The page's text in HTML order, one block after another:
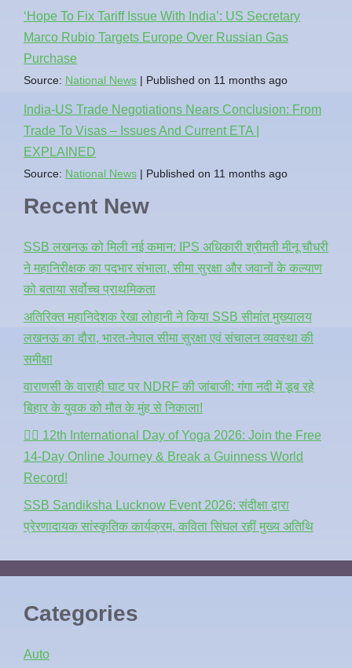
‘Hope To Fix Tariff Issue With India’: US Secretary
Marco Rubio Targets Europe Over Russian Gas
Purchase
Source: National News Published on 11 months ago
India-US Trade Negotiations Nears Conclusion: From
Trade To Visas – Issues And Current ETA |
EXPLAINED
Source: National News Published on 11 months ago
Recent New
SSB लखनऊ को मिली नई कमान: IPS अधिकारी श्रीमती मीनू चौधरी
ने महानिरीक्षक का पदभार संभाला, सीमा सुरक्षा और जवानों के कल्याण
को बताया सर्वोच्च प्राथमिकता
अतिरिक्त महानिदेशक रेखा लोहानी ने किया SSB सीमांत मुख्यालय
लखनऊ का दौरा, भारत-नेपाल सीमा सुरक्षा एवं संचालन व्यवस्था की
समीक्षा
वाराणसी के वाराही घाट पर NDRF की जांबाजी: गंगा नदी में डूब रहे
बिहार के युवक को मौत के मुंह से निकाला!
🧘‍♂️ 12th International Day of Yoga 2026: Join the Free
14-Day Online Journey & Break a Guinness World
Record!
SSB Sandiksha Lucknow Event 2026: संदीक्षा द्वारा
प्रेरणादायक सांस्कृतिक कार्यक्रम, कविता सिंघल रहीं मुख्य अतिथि
Categories
Auto